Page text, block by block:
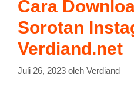
Cara
Sorotan
Verdiand.net
Juli 26, 2023 oleh Verdiand